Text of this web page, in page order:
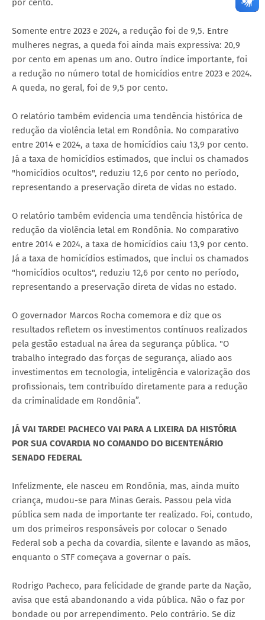
por cento.
Somente entre 2023 e 2024, a redução foi de 9,5. Entre
mulheres negras, a queda foi ainda mais expressiva: 20,9
por cento em apenas um ano. Outro índice importante, foi
a redução no número total de homicídios entre 2023 e 2024.
A queda, no geral, foi de 9,5 por cento.
O relatório também evidencia uma tendência histórica de
redução da violência letal em Rondônia. No comparativo
entre 2014 e 2024, a taxa de homicídios caiu 13,9 por cento.
Já a taxa de homicídios estimados, que inclui os chamados
"homicídios ocultos", reduziu 12,6 por cento no período,
representando a preservação direta de vidas no estado.
O relatório também evidencia uma tendência histórica de
redução da violência letal em Rondônia. No comparativo
entre 2014 e 2024, a taxa de homicídios caiu 13,9 por cento.
Já a taxa de homicídios estimados, que inclui os chamados
"homicídios ocultos", reduziu 12,6 por cento no período,
representando a preservação direta de vidas no estado.
O governador Marcos Rocha comemora e diz que os
resultados refletem os investimentos contínuos realizados
pela gestão estadual na área da segurança pública. "O
trabalho integrado das forças de segurança, aliado aos
investimentos em tecnologia, inteligência e valorização dos
profissionais, tem contribuído diretamente para a redução
da criminalidade em Rondônia”.
JÁ VAI TARDE! PACHECO VAI PARA A LIXEIRA DA HISTÓRIA
POR SUA COVARDIA NO COMANDO DO BICENTENÁRIO
SENADO FEDERAL
Infelizmente, ele nasceu em Rondônia, mas, ainda muito
criança, mudou-se para Minas Gerais. Passou pela vida
pública sem nada de importante ter realizado. Foi, contudo,
um dos primeiros responsáveis por colocar o Senado
Federal sob a pecha da covardia, silente e lavando as mãos,
enquanto o STF começava a governar o país.
Rodrigo Pacheco, para felicidade de grande parte da Nação,
avisa que está abandonando a vida pública. Não o faz por
bondade ou por arrependimento. Pelo contrário. Se diz